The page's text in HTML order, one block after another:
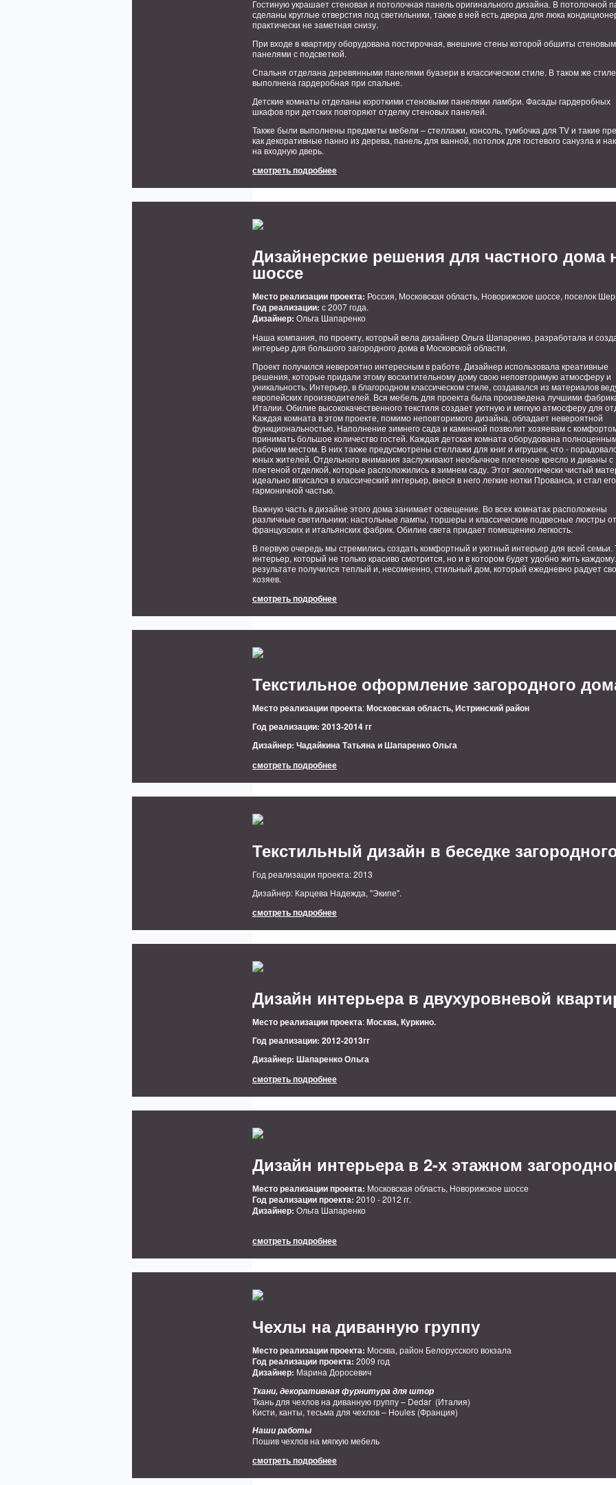
Гостиную украшает стеновая и потолочная панель оригинального дизайна. В потолочной
сделаны круглые отверстия под светильники, также в ней есть дверка для люка
практически не заметная снизу.
При входе в квартиру оборудована постирочная, внешние стены которой обшиты
панелями с подсветкой.
Спальня отделана деревянными панелями буазери в классическом стиле. В таком же стиле
выполнена гардеробная при спальне.
Детские комнаты отделаны короткими стеновыми панелями ламбри. Фасады гардеробных
шкафов при детских повторяют отделку стеновых панелей.
Также были выполнены предметы мебели – стеллажи, консоль, тумбочка для TV и такие
как декоративные панно из дерева, панель для ванной, потолок для гостевого санузла и
на входную дверь.
смотреть подробнее
Дизайнерские решения для частного
шоссе
Место реализации проекта: Россия, Московская область, Новорижское шоссе, поселок
Год реализации: с 2007 года.
Дизайнер: Ольга Шапаренко
Наша компания, по проекту, который вела дизайнер Ольга Шапаренко, разработала и
интерьер для большого загородного дома в Московской области.
Проект получился невероятно интересным в работе. Дизайнер использовала креативные
решения, которые придали этому восхитительному дому свою неповторимую атмосферу и
уникальность. Интерьер, в благородном классическом стиле, создавался из материалов
европейских производителей. Вся мебель для проекта была произведена лучшими
Италии. Обилие высококачественного текстиля создает уютную и мягкую атмосферу для
Каждая комната в этом проекте, помимо неповторимого дизайна, обладает невероятной
функциональностью. Наполнение зимнего сада и каминной позволит хозяевам с
принимать большое количество гостей. Каждая детская комната оборудована
рабочим местом. В них также предусмотрены стеллажи для книг и игрушек, что -
юных жителей. Отдельного внимания заслуживают необычное плетеное кресло и диваны с
плетеной отделкой, которые расположились в зимнем саду. Этот экологически чистый
идеально вписался в классический интерьер, внеся в него легкие нотки Прованса, и стал его
гармоничной частью.
Важную часть в дизайне этого дома занимает освещение. Во всех комнатах расположены
различные светильники: настольные лампы, торшеры и классические подвесные люстры от
французских и итальянских фабрик. Обилие света придает помещению легкость.
В первую очередь мы стремились создать комфортный и уютный интерьер для всей семьи.
интерьер, который не только красиво смотрится, но и в котором будет удобно жить
результате получился теплый и, несомненно, стильный дом, который ежедневно радует
хозяев.
смотреть подробнее
Текстильное оформление загородного
Место реализации проекта:Московская область, Истринский район
Год реализации: 2013-2014 гг
Дизайнер: Чадайкина Татьяна и Шапаренко Ольга
смотреть подробнее
Текстильный дизайн в беседке
Год реализации проекта: 2013
Дизайнер: Карцева Надежда, "Экипе".
смотреть подробнее
Дизайн интерьера в двухуровневой
Место реализации проекта:Москва, Куркино.
Год реализации: 2012-2013гг
Дизайнер: Шапаренко Ольга
смотреть подробнее
Дизайн интерьера в 2-х этажном
Место реализации проекта: Московская область, Новорижское шоссе
Год реализации проекта: 2010 - 2012 гг.
Дизайнер: Ольга Шапаренко
смотреть подробнее
Чехлы на диванную группу
Место реализации проекта: Москва, район Белорусского вокзала
Год реализации проекта: 2009 год
Дизайнер: Марина Доросевич
Ткани, декоративная фурнитура для штор
Ткань для чехлов на диванную группу – Dedar (Италия)
Кисти, канты, тесьма для чехлов – Houles (Франция)
Наши работы
Пошив чехлов на мягкую мебель
смотреть подробнее